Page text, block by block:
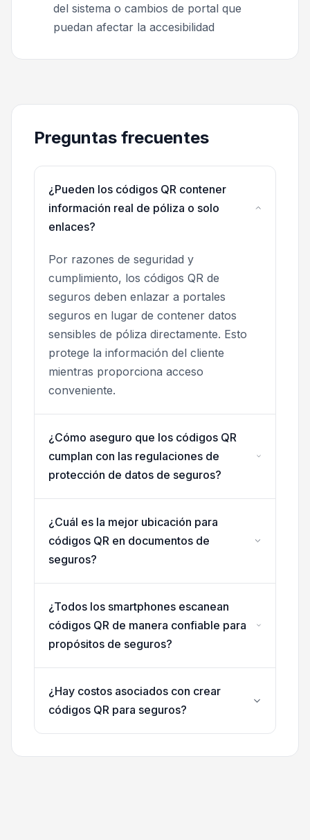
del sistema o cambios de portal que
puedan afectar la accesibilidad
Preguntas frecuentes
¿Pueden los códigos QR contener
información real de póliza o solo
enlaces?
Por razones de seguridad y
cumplimiento, los códigos QR de
seguros deben enlazar a portales
seguros en lugar de contener datos
sensibles de póliza directamente. Esto
protege la información del cliente
mientras proporciona acceso
conveniente.
¿Cómo aseguro que los códigos QR
cumplan con las regulaciones de
protección de datos de seguros?
¿Cuál es la mejor ubicación para
códigos QR en documentos de
seguros?
¿Todos los smartphones escanean
códigos QR de manera confiable para
propósitos de seguros?
¿Hay costos asociados con crear
códigos QR para seguros?